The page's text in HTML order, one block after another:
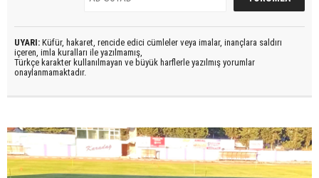
UYARI: Küfür, hakaret, rencide edici cümleler veya imalar, inançlara saldırı
içeren, imla kuralları ile yazılmamış,
Türkçe karakter kullanılmayan ve büyük harflerle yazılmış yorumlar
onaylanmamaktadır.